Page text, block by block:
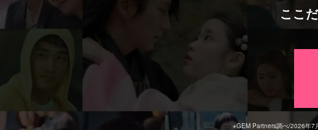
ここ
※GEM Partners調べ/2026年7